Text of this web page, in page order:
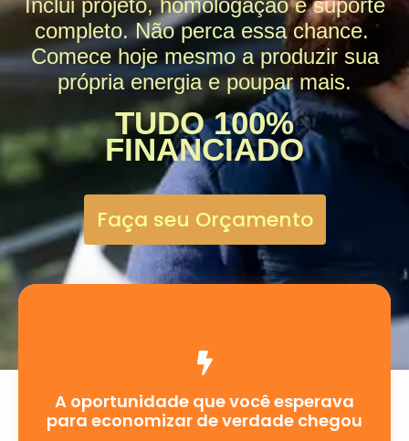
Inclui projeto, homologação e suporte
completo. Não perca essa chance.
Comece hoje mesmo a produzir sua
própria energia e poupar mais.
TUDO 100%
FINANCIADO
Faça seu Orçamento
A oportunidade que você esperava
para economizar de verdade chegou